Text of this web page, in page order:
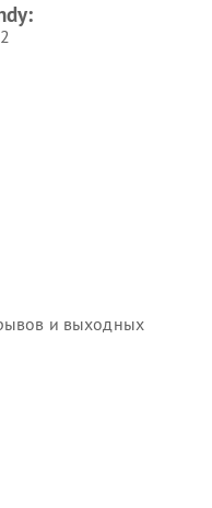
и выходных